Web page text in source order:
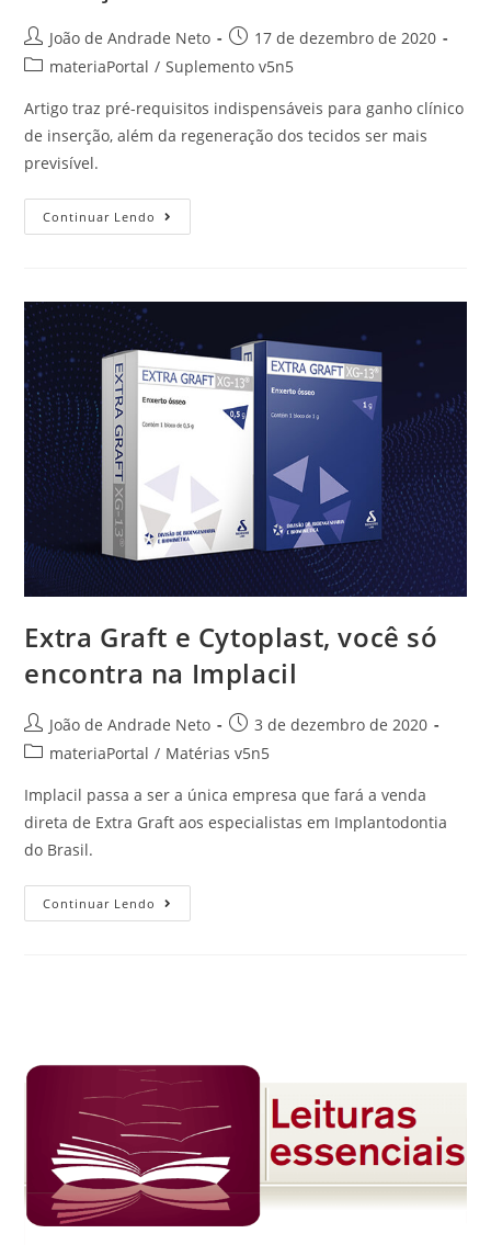
João de Andrade Neto
17 de dezembro de 2020
materiaPortal / Suplemento v5n5
Artigo traz pré-requisitos indispensáveis para ganho clínico
de inserção, além da regeneração dos tecidos ser mais
previsível.
Continuar Lendo
Extra Graft e Cytoplast, você só
encontra na Implacil
João de Andrade Neto
3 de dezembro de 2020
materiaPortal / Matérias v5n5
Implacil passa a ser a única empresa que fará a venda
direta de Extra Graft aos especialistas em Implantodontia
do Brasil.
Continuar Lendo